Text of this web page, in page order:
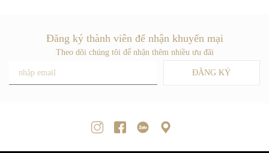
Đăng ký thành viên để nhận khuyến mại
Theo dõi chúng tôi để nhận thêm nhiều ưu đãi
ĐĂNG KÝ